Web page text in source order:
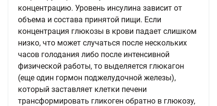
концентрацию. Уровень инсулина зависит от
объема и состава принятой пищи. Если
концентрация глюкозы в крови падает слишком
низко, что может случаться после нескольких
часов голодания либо после интенсивной
физической работы, то выделяется глюкагон
(еще один гормон поджелудочной железы),
который заставляет клетки печени
трансформировать гликоген обратно в глюкозу,